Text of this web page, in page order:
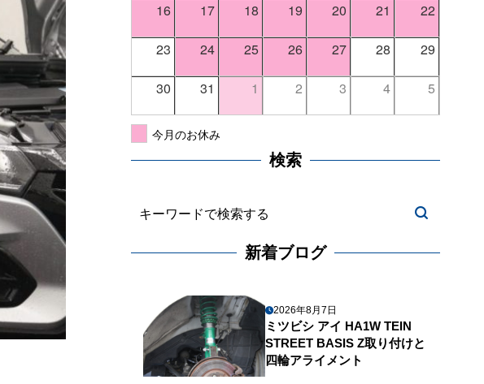
16 17 18 19 20 21 22
23 24 25 26 27 28 29
30 31 1 2 3 4 5
今月のお休み
検索
新着ブログ
2026年8月7日
ミツビシ アイ HA1W TEIN
STREET BASIS Z取り付けと
四輪アライメント